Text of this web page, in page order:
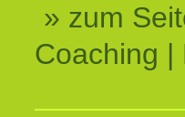
» zum
Coaching |